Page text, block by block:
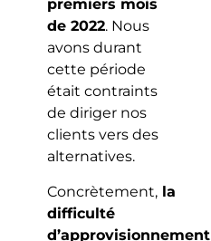
premiers mois
de 2022. Nous
avons durant
cette période
était contraints
de diriger nos
clients vers des
alternatives.
Concrètement,la
difficulté
d’approvisionnement